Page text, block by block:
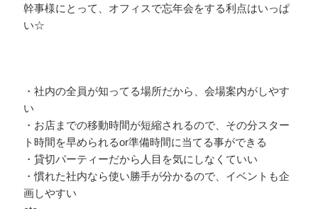
幹事様にとって、オフィスで忘年会をする利点はいっぱ
い☆
・社内の全員が知ってる場所だから、会場案内がしやす
い
・お店までの移動時間が短縮されるので、その分スター
ト時間を早められるor準備時間に当てる事ができる
・貸切パーティーだから人目を気にしなくていい
・慣れた社内なら使い勝手が分かるので、イベントも企
画しやすい